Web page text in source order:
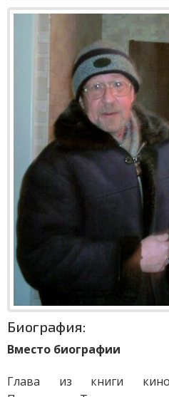
Биография:
Вместо биографии
Глава из книги